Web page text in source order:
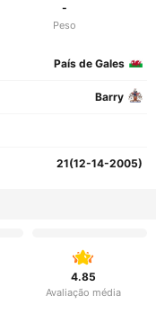
-
Peso
País de Gales
Barry
21(12-14-2005)
4.85
Avaliação média